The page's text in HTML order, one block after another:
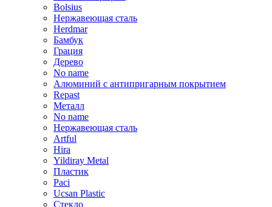
Bolsius
Нержавеющая сталь
Herdmar
Бамбук
Грация
Дерево
No name
Алюминий с антипригарным покрытием
Repast
Металл
No name
Нержавеющая сталь
Artful
Hira
Yildiray Metal
Пластик
Paci
Ucsan Plastic
Стекло